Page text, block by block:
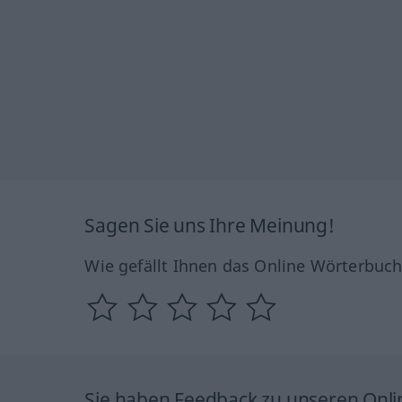
Sagen Sie uns Ihre Meinung!
Wie gefällt Ihnen das Online